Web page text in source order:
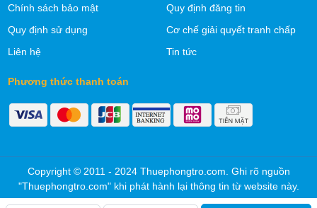
Chính sách bảo mật
Quy định sử dụng
Liên hệ
Quy định đăng tin
Cơ chế giải quyết tranh chấp
Tin tức
Phương thức thanh toán
Copyright © 2011 - 2024 Thuephongtro.com. Ghi rõ nguồn
"Thuephongtro.com" khi phát hành lại thông tin từ website này.